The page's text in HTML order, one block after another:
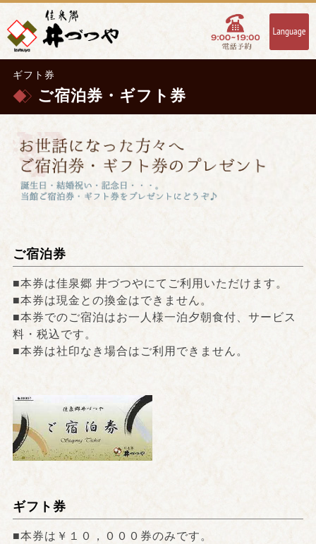
ギフト券
ご宿泊券・ギフト券
ご宿泊券
■本券は佳泉郷 井づつやにてご利用いただけます。
■本券は現金との換金はできません。
■本券でのご宿泊はお一人様一泊夕朝食付、サービス
料・税込です。
■本券は社印なき場合はご利用できません。
ギフト券
■本券は￥１０，０００券のみです。